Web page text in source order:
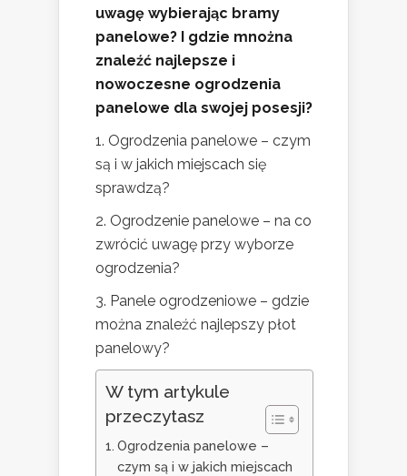
uwagę wybierając bramy
panelowe? I gdzie mnożna
znaleźć najlepsze i
nowoczesne ogrodzenia
panelowe dla swojej posesji?
1. Ogrodzenia panelowe – czym
są i w jakich miejscach się
sprawdzą?
2. Ogrodzenie panelowe – na co
zwrócić uwagę przy wyborze
ogrodzenia?
3. Panele ogrodzeniowe – gdzie
można znaleźć najlepszy płot
panelowy?
W tym artykule
przeczytasz
Ogrodzenia panelowe –
czym są i w jakich miejscach